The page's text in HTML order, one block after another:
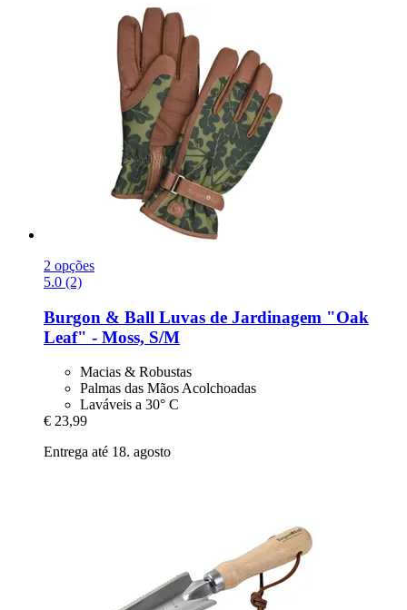
2 opções
5.0 (2)
Burgon & Ball Luvas de Jardinagem "Oak
Leaf" -​ Moss, S/M
Macias & Robustas
Palmas das Mãos Acolchoadas
Laváveis a 30° C
€ 23,99
Entrega até 18. agosto